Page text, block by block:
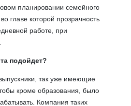
планировании семейного
главе которой прозрачность
работе, при
подойдет?
так уже имеющие
кроме образования, было
Компания таких